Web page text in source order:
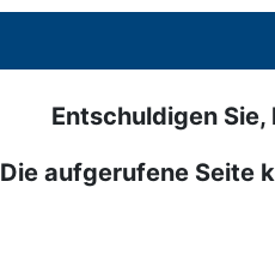
Entschuldigen
Die aufgerufene Seite